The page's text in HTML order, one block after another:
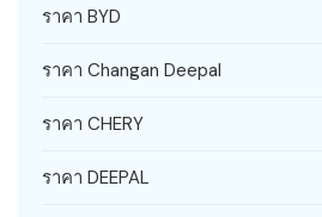
ราคา BYD
ราคา Changan Deepal
ราคา CHERY
ราคา DEEPAL